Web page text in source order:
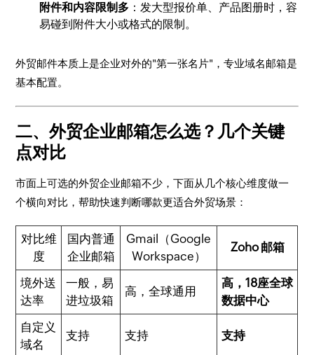
附件和内容限制多 ：发大型报价单、产品图册时，容
易碰到附件大小或格式的限制。
外贸邮件本质上是企业对外的"第一张名片"，专业域名邮箱是
基本配置。
二、外贸企业邮箱怎么选？几个关键
点对比
市面上可选的外贸企业邮箱不少，下面从几个核心维度做一
个横向对比，帮助快速判断哪款更适合外贸场景：
对比维
度
国内普通
企业邮箱
Gmail（Google
Workspace）
Zoho 邮箱
境外送
达率
一般，易
进垃圾箱
高，全球通用
高，18座全球
数据中心
自定义
域名
支持 支持 支持